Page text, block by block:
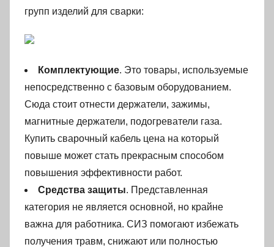
групп изделий для сварки:
Комплектующие. Это товары, используемые
непосредственно с базовым оборудованием.
Сюда стоит отнести держатели, зажимы,
магнитные держатели, подогреватели газа.
Купить сварочный кабель цена на который
повыше может стать прекрасным способом
повышения эффективности работ.
Средства защиты. Представленная
категория не является основной, но крайне
важна для работника. СИЗ помогают избежать
получения травм, снижают или полностью